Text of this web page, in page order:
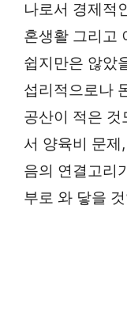
나로서 경제적
혼생활 그리고
쉽지만은 않았
섭리적으로나
공산이 적은 것
서 양육비 문
음의 연결고리
부로 와 닿을